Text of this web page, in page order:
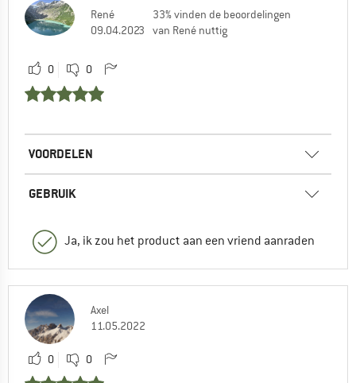
René
09.04.2023
33% vinden de beoordelingen
van René nuttig
0 0
VOORDELEN
GEBRUIK
Ja, ik zou het product aan een vriend aanraden
Axel
11.05.2022
0 0